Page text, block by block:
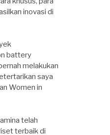
inovasi di
battery
melakukan
saya
Women in
telah
terbaik di